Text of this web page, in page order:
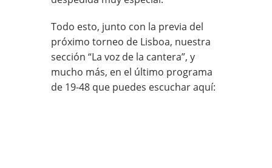
Todo esto, junto con la previa del
próximo torneo de Lisboa, nuestra
sección “La voz de la cantera”, y
mucho más, en el último programa
de 19-48 que puedes escuchar aquí: